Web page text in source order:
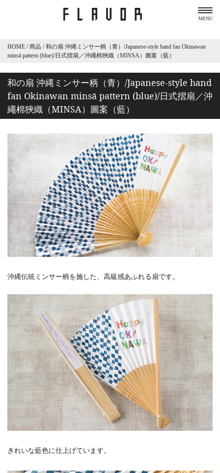
MENU
HOME /商品 /和の扇 沖縄ミンサー柄（青）/Japanese-style hand fan Okinawan
minsā pattern (blue)/日式摺扇／沖繩棉狹織（MINSA）圖案（藍）
和の扇 沖縄ミンサー柄（青）/Japanese-style hand
fan Okinawan minsā pattern (blue)/日式摺扇／沖
繩棉狹織（MINSA）圖案（藍）
沖縄伝統ミンサー柄を施した、高級感あふれる扇です。
きれいな藍色に仕上げています。